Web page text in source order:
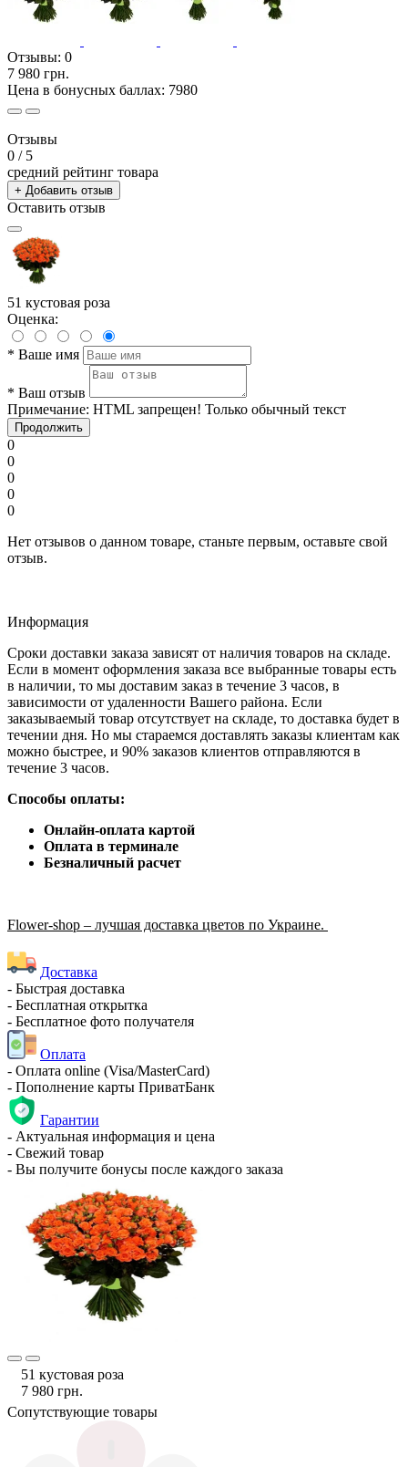
Отзывы: 0
7 980 грн.
Цена в бонусных баллах: 7980
Отзывы
0 / 5
средний рейтинг товара
+ Добавить отзыв
Оставить отзыв
51 кустовая роза
Оценка:
* Ваше имя
* Ваш отзыв
Примечание: HTML запрещен! Только обычный текст
Продолжить
0
0
0
0
0
Нет отзывов о данном товаре, станьте первым, оставьте свой
отзыв.
Информация
Сроки доставки заказа зависят от наличия товаров на складе.
Если в момент оформления заказа все выбранные товары есть
в наличии, то мы доставим заказ в течение 3 часов, в
зависимости от удаленности Вашего района. Если
заказываемый товар отсутствует на складе, то доставка будет в
течении дня. Но мы стараемся доставлять заказы клиентам как
можно быстрее, и 90% заказов клиентов отправляются в
течение 3 часов.
Способы оплаты:
Онлайн-оплата картой
Оплата в терминале
Безналичный расчет
Flower-shop – лучшая доставка цветов по Украине.
Доставка
- Быстрая доставка
- Бесплатная открытка
- Бесплатное фото получателя
Оплата
- Оплата online (Visa/MasterCard)
- Пополнение карты ПриватБанк
Гарантии
- Актуальная информация и цена
- Свежий товар
- Вы получите бонусы после каждого заказа
51 кустовая роза
7 980 грн.
Сопутствующие товары